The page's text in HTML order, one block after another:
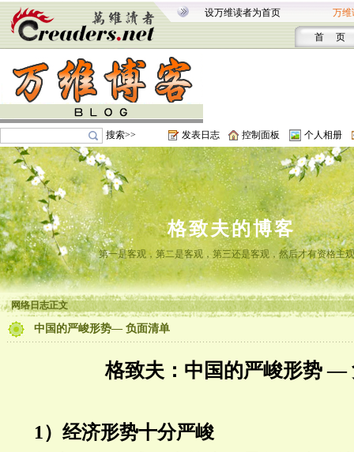
设万维读者为首页 万维
首 页
搜索>> 发表日志 控制面板 个人相册
格致夫的博客
第一是客观，第二是客观，第三还是客观，然后才有资格主
网络日志正文
中国的严峻形势— 负面清单
格致夫：中国的严峻形势 —
1）经济形势十分严峻